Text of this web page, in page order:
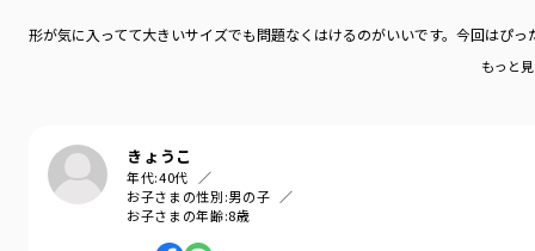
形が気に入ってて大きいサイズでも問題なくはけるのがいいです。今回はぴ
もっと
きょうこ
年代:40代
お子さまの性別:男の子
お子さまの年齢:8歳
フラッシャーが付いています。
ポケット：あり
ウエストゴム調整：可